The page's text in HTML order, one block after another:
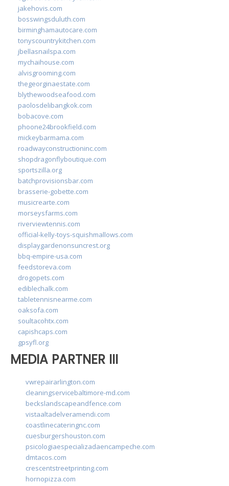
jakehovis.com
bosswingsduluth.com
birminghamautocare.com
tonyscountrykitchen.com
jbellasnailspa.com
mychaihouse.com
alvisgrooming.com
thegeorginaestate.com
blythewoodseafood.com
paolosdelibangkok.com
bobacove.com
phoone24brookfield.com
mickeybarmama.com
roadwayconstructioninc.com
shopdragonflyboutique.com
sportszilla.org
batchprovisionsbar.com
brasserie-gobette.com
musicrearte.com
morseysfarms.com
riverviewtennis.com
official-kelly-toys-squishmallows.com
displaygardenonsuncrest.org
bbq-empire-usa.com
feedstoreva.com
drogopets.com
ediblechalk.com
tabletennisnearme.com
oaksofa.com
soultacohtx.com
capishcaps.com
gpsyfl.org
MEDIA PARTNER III
vwrepairarlington.com
cleaningservicebaltimore-md.com
beckslandscapeandfence.com
vistaaltadelveramendi.com
coastlinecateringnc.com
cuesburgershouston.com
psicologiaespecializadaencampeche.com
dmtacos.com
crescentstreetprinting.com
hornopizza.com